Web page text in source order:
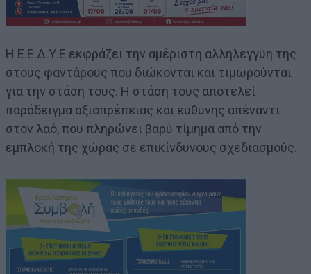
Η Ε.Ε.Δ.Υ.Ε εκφράζει την αμέριστη αλληλεγγύη της
στους φαντάρους που διώκονται και τιμωρούνται
για την στάση τους. Η στάση τους αποτελεί
παράδειγμα αξιοπρέπειας και ευθύνης απέναντι
στον λαό, που πληρώνει βαρύ τίμημα από την
εμπλοκή της χώρας σε επικίνδυνους σχεδιασμούς.